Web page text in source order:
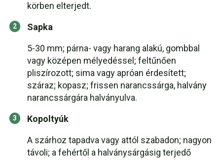
körben elterjedt.
Sapka
5-30 mm; párna- vagy harang alakú, gombbal
vagy középen mélyedéssel; feltűnően
pliszírozott; sima vagy apróan érdesített;
száraz; kopasz; frissen narancssárga, halvány
narancssárgára halványulva.
Kopoltyúk
A szárhoz tapadva vagy attól szabadon; nagyon
távoli; a fehértől a halványsárgásig terjedő